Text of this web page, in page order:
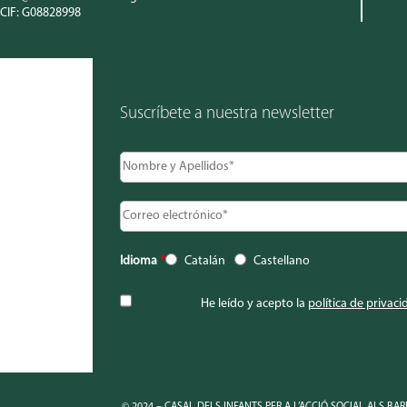
CIF: G08828998
Suscríbete a nuestra newsletter
Idioma * Catalán Castellano
He leído y acepto la política de